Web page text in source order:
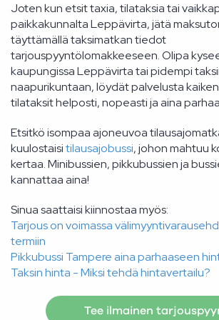
Joten kun etsit taxia, tilataksia tai
paikkakunnalta Leppävirta, jätä
täyttämällä taksimatkan tiedot
tarjouspyyntölomakkeeseen. Olipa
kaupungissa Leppävirta tai pidempi
naapurikuntaan, löydät palvelusta
tilataksit helposti, nopeasti ja aina
Etsitkö isompaa ajoneuvoa
kuulostaisitilausajobussi, johon mahtuu
kertaa. Minibussien, pikkubussien ja
kannattaa aina!
Sinua saattaisi kiinnostaa myös:
Tarjous on voimassa
termiin
Pikkubussi Tampere aina parhaaseen
Taksin hinta - Miksi tehdä hintavertailu?
Tee ilmainen